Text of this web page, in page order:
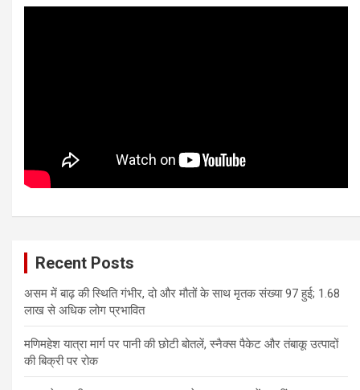
Recent Posts
असम में बाढ़ की स्थिति गंभीर, दो और मौतों के साथ मृतक संख्या 97 हुई; 1.68
लाख से अधिक लोग प्रभावित
मणिमहेश यात्रा मार्ग पर पानी की छोटी बोतलें, स्नैक्स पैकेट और तंबाकू उत्पादों
की बिक्री पर रोक